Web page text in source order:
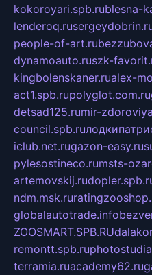
kokoroyari.spb.rublesna-
lenderoq.ru
people-of-art.ru
dynamoauto.ruszk-
kingbolenskaner.rualex-
act1.spb.rupolyglot.com.ru
detsad125.rumir-
council.spb.ru
iclub.net.rugazon-easy.ru
pylesostineco.rumsts-
artemovskij.ru
ndm.msk.ru
globalautotrade.info
ZOOSMART.SPB.RU
remontt.spb.ru
terramia.ruacademy62.ru